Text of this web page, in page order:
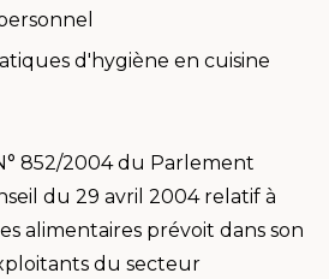
d'hygiène en cuisine
852/2004 du Parlement
du 29 avril 2004 relatif à
alimentaires prévoit dans son
du secteur